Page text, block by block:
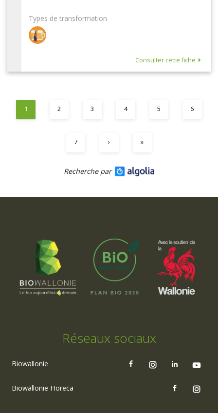
Types de transformation
Consulter cette fiche
1 2 3 4 5 6
7 › »
Recherche par
Réseaux sociaux
Biowallonie
Biowallonie Horeca